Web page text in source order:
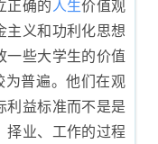
正确的 人生价值观
主义和功利化思想
一些大学生的价值
为普遍。他们在观
利益标准而不是是
择业、工作的过程